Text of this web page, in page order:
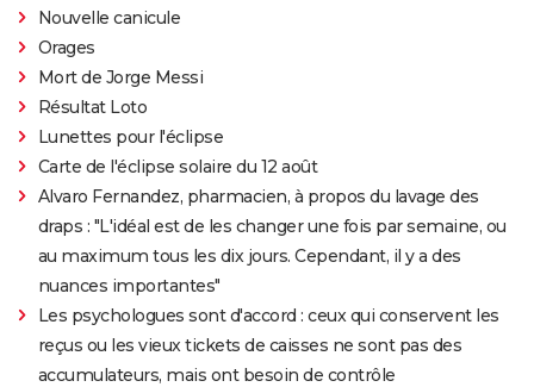
Nouvelle canicule
Orages
Mort de Jorge Messi
Résultat Loto
Lunettes pour l'éclipse
Carte de l'éclipse solaire du 12 août
Alvaro Fernandez, pharmacien, à propos du lavage des
draps : "L'idéal est de les changer une fois par semaine, ou
au maximum tous les dix jours. Cependant, il y a des
nuances importantes"
Les psychologues sont d'accord : ceux qui conservent les
reçus ou les vieux tickets de caisses ne sont pas des
accumulateurs, mais ont besoin de contrôle